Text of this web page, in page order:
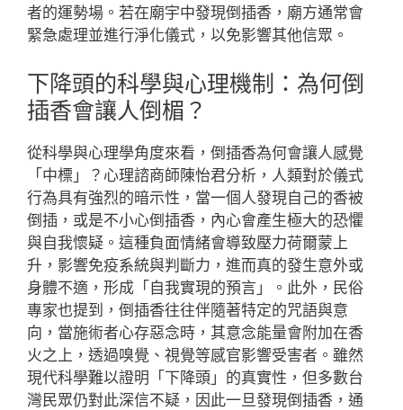
者的運勢場。若在廟宇中發現倒插香，廟方通常會
緊急處理並進行淨化儀式，以免影響其他信眾。
下降頭的科學與心理機制：為何倒
插香會讓人倒楣？
從科學與心理學角度來看，倒插香為何會讓人感覺
「中標」？心理諮商師陳怡君分析，人類對於儀式
行為具有強烈的暗示性，當一個人發現自己的香被
倒插，或是不小心倒插香，內心會產生極大的恐懼
與自我懷疑。這種負面情緒會導致壓力荷爾蒙上
升，影響免疫系統與判斷力，進而真的發生意外或
身體不適，形成「自我實現的預言」。此外，民俗
專家也提到，倒插香往往伴隨著特定的咒語與意
向，當施術者心存惡念時，其意念能量會附加在香
火之上，透過嗅覺、視覺等感官影響受害者。雖然
現代科學難以證明「下降頭」的真實性，但多數台
灣民眾仍對此深信不疑，因此一旦發現倒插香，通